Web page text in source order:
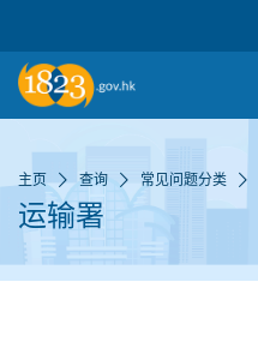
主页 查询 常见问题分类
运输署